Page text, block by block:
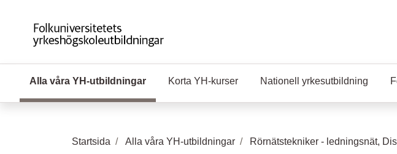
Alla våra YH-utbildningar (Aktuell sida)
Korta YH-kurser Nationell yrkesutbildning
Startsida Alla våra YH-utbildningar Rörnätstekniker - ledningsnät,